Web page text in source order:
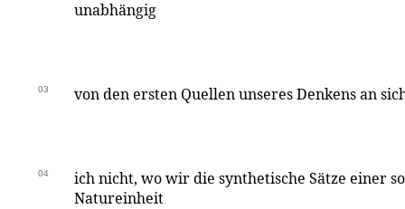
unabhängig
03 von den ersten Quellen unseres Denkens an
04
ich nicht, wo wir die synthetische Sätze einer
Natureinheit